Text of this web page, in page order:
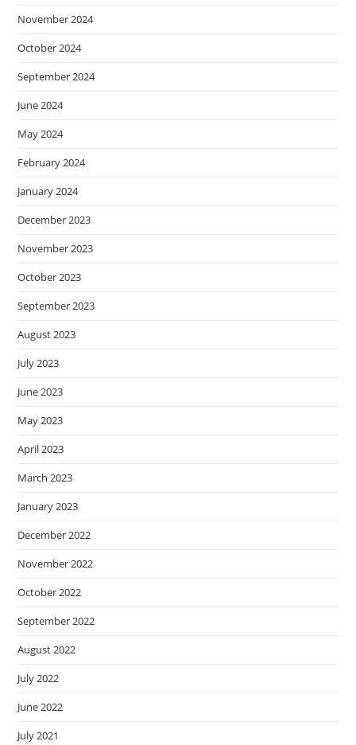
November 2024
October 2024
September 2024
June 2024
May 2024
February 2024
January 2024
December 2023
November 2023
October 2023
September 2023
August 2023
July 2023
June 2023
May 2023
April 2023
March 2023
January 2023
December 2022
November 2022
October 2022
September 2022
August 2022
July 2022
June 2022
July 2021